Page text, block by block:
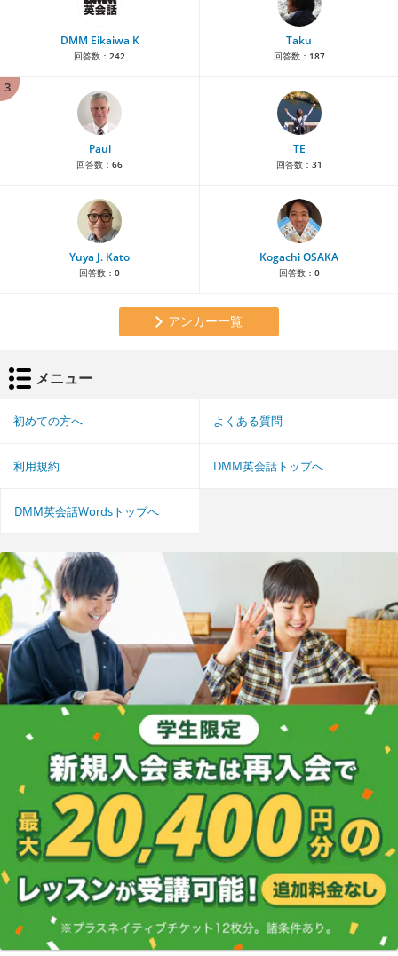
DMM Eikaiwa K
回答数： 242
Taku
回答数： 187
3
Paul
回答数： 66
TE
回答数： 31
Yuya J. Kato
回答数： 0
Kogachi OSAKA
回答数： 0
アンカー一覧
メニュー
初めての方へ よくある質問
利用規約 DMM英会話トップへ
DMM英会話Wordsトップへ